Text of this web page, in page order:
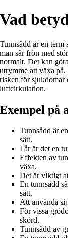
Vad
Tunnsådd är en
man sår frön med
normalt. Det kan
utrymme att växa på.
risken för sjukdomar
luftcirkulation.
Exempel på
Tunnsådd är
sätt.
I år är det en
Effekten av
växa.
Det är viktigt
En tunnsådd
sätt.
Att använda
För vissa
skörd.
Tunnsådd av